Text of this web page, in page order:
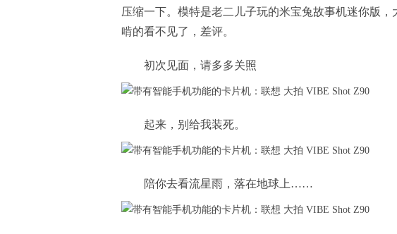
压缩一下。模特是老二儿子玩的米宝兔故事机迷你版
啃的看不见了，差评。
初次见面，请多多关照
起来，别给我装死。
陪你去看流星雨，落在地球上……